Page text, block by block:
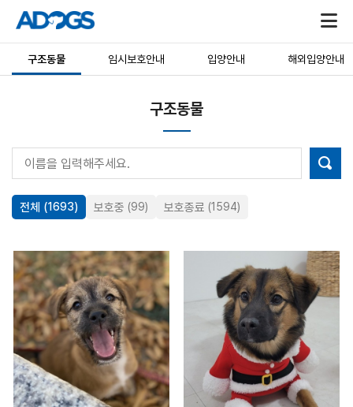
구조동물 임시보호안내 입양안내 해외입양안내
구조동물
전체 (1693) 보호중 (99) 보호종료 (1594)